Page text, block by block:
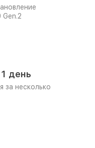
день
за несколько